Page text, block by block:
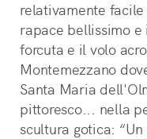
relativamente
rapace bellissimo
forcuta e il volo
Montemezzano
Santa Maria
pittoresco... nella
scultura gotica: